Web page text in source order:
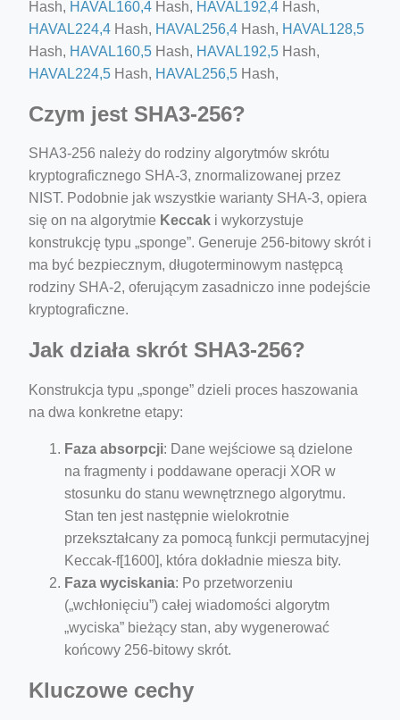
Hash, HAVAL160,4 Hash, HAVAL192,4 Hash,
HAVAL224,4 Hash, HAVAL256,4 Hash, HAVAL128,5
Hash, HAVAL160,5 Hash, HAVAL192,5 Hash,
HAVAL224,5 Hash, HAVAL256,5 Hash,
Czym jest SHA3-256?
SHA3-256 należy do rodziny algorytmów skrótu
kryptograficznego SHA-3, znormalizowanej przez
NIST. Podobnie jak wszystkie warianty SHA-3, opiera
się on na algorytmie Keccak i wykorzystuje
konstrukcję typu „sponge”. Generuje 256-bitowy skrót i
ma być bezpiecznym, długoterminowym następcą
rodziny SHA-2, oferującym zasadniczo inne podejście
kryptograficzne.
Jak działa skrót SHA3-256?
Konstrukcja typu „sponge” dzieli proces haszowania
na dwa konkretne etapy:
Faza absorpcji: Dane wejściowe są dzielone
na fragmenty i poddawane operacji XOR w
stosunku do stanu wewnętrznego algorytmu.
Stan ten jest następnie wielokrotnie
przekształcany za pomocą funkcji permutacyjnej
Keccak-f[1600], która dokładnie miesza bity.
Faza wyciskania: Po przetworzeniu
(„wchłonięciu”) całej wiadomości algorytm
„wyciska” bieżący stan, aby wygenerować
końcowy 256-bitowy skrót.
Kluczowe cechy